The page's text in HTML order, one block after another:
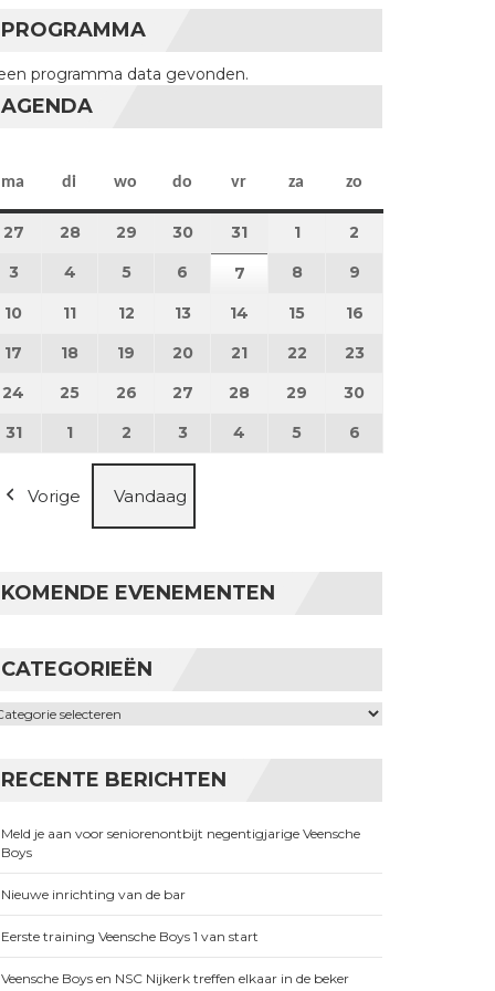
PROGRAMMA
programma data gevonden.
AGENDA
ma maandag
di dinsdag
wo woensdag
do donderdag
vr vrijdag
za zaterdag
zo
27 27 juli 2026
28 28 juli 2026
29 29 juli 2026
3030 juli 2026
31 31 juli 2026
11 augustus 2026
2
3 3 augustus 2026
4 4 augustus 2026
55 augustus 2026
6 6 augustus 2026
7 7 augustus 2026
8 8 augustus 2026
9
10 10 augustus 2026
11 11 augustus 2026
12 12 augustus 2026
13 13 augustus 2026
14 14 augustus 2026
15 15 augustus 2026
16
17 17 augustus 2026
18 18 augustus 2026
19 19 augustus 2026
20 20 augustus 2026
21 21 augustus 2026
22 22 augustus 2026
23
24 24 augustus 2026
25 25 augustus 2026
26 26 augustus 2026
27 27 augustus 2026
28 28 augustus 2026
29 29 augustus 2026
30
3131 augustus 2026
1 1 september 2026
2 2 september 2026
3 3 september 2026
4 4 september 2026
5 5 september 2026
6
Vorige Vandaag
KOMENDE EVENEMENTEN
CATEGORIEËN
RECENTE BERICHTEN
Meld je aan voor seniorenontbijt negentigjarige Veensche
Boys
Nieuwe inrichting van de bar
Eerste training Veensche Boys 1 van start
Veensche Boys en NSC Nijkerk treffen elkaar in de beker